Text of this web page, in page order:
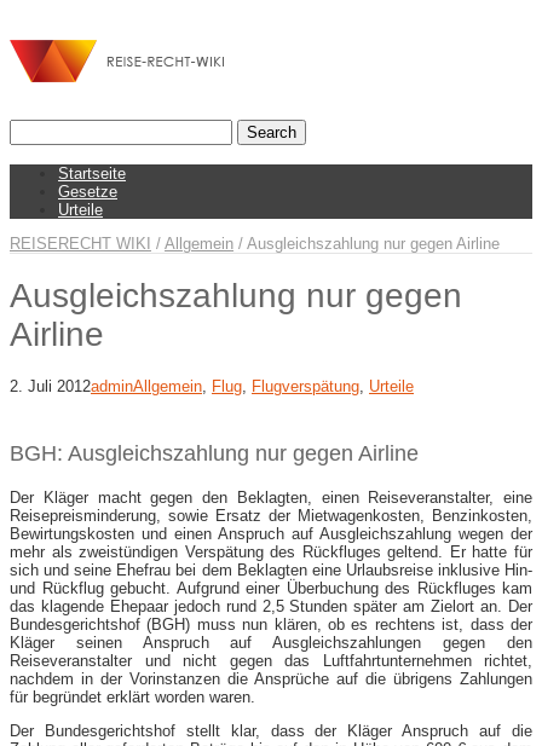
Startseite
Gesetze
Urteile
REISERECHT WIKI / Allgemein / Ausgleichszahlung nur gegen Airline
Ausgleichszahlung nur gegen
Airline
2. Juli 2012adminAllgemein Flug Flugverspätung Urteile
BGH: Ausgleichszahlung nur gegen Airline
Der Kläger macht gegen den Beklagten, einen Reiseveranstalter, eine
Reisepreisminderung, sowie Ersatz der Mietwagenkosten, Benzinkosten,
Bewirtungskosten und einen Anspruch auf Ausgleichszahlung wegen der
mehr als zweistündigen Verspätung des Rückfluges geltend. Er hatte für
sich und seine Ehefrau bei dem Beklagten eine Urlaubsreise inklusive Hin-
und Rückflug gebucht. Aufgrund einer Überbuchung des Rückfluges kam
das klagende Ehepaar jedoch rund 2,5 Stunden später am Zielort an. Der
Bundesgerichtshof (BGH) muss nun klären, ob es rechtens ist, dass der
Kläger seinen Anspruch auf Ausgleichszahlungen gegen den
Reiseveranstalter und nicht gegen das Luftfahrtunternehmen richtet,
nachdem in der Vorinstanzen die Ansprüche auf die übrigens Zahlungen
für begründet erklärt worden waren.
Der Bundesgerichtshof stellt klar, dass der Kläger Anspruch auf die